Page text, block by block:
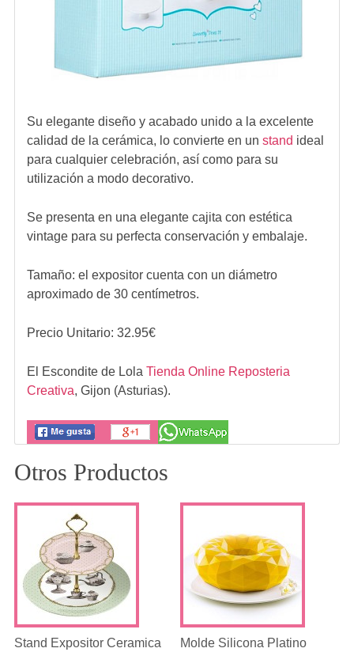
Su elegante diseño y acabado unido a la excelente
calidad de la cerámica, lo convierte en un stand ideal
para cualquier celebración, así como para su
utilización a modo decorativo.
Se presenta en una elegante cajita con estética
vintage para su perfecta conservación y embalaje.
Tamaño: el expositor cuenta con un diámetro
aproximado de 30 centímetros.
Precio Unitario: 32.95€
El Escondite de Lola Tienda Online Reposteria
Creativa, Gijon (Asturias).
Otros Productos
Stand Expositor Ceramica
Molde Silicona Platino